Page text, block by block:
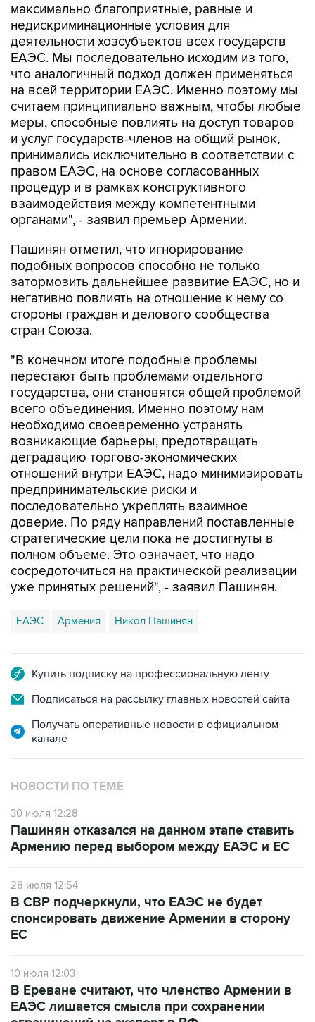
деятельности хозсубъектов всех государств
ЕАЭС. Мы последовательно исходим из того,
что аналогичный подход должен применяться
на всей территории ЕАЭС. Именно поэтому мы
считаем принципиально важным, чтобы любые
меры, способные повлиять на доступ товаров
и услуг государств-членов на общий рынок,
принимались исключительно в соответствии с
правом ЕАЭС, на основе согласованных
процедур и в рамках конструктивного
взаимодействия между компетентными
органами", - заявил премьер Армении.
Пашинян отметил, что игнорирование
затормозить дальнейшее развитие ЕАЭС, но и
негативно повлиять на отношение к нему со
стороны граждан и делового сообщества
стран Союза.
"В конечном итоге подобные проблемы
государства, они становятся общей проблемой
всего объединения. Именно поэтому нам
необходимо своевременно устранять
возникающие барьеры, предотвращать
деградацию торгово-экономических
отношений внутри ЕАЭС, надо минимизировать
предпринимательские риски и
последовательно укреплять взаимное
доверие. По ряду направлений поставленные
стратегические цели пока не достигнуты в
полном объеме. Это означает, что надо
сосредоточиться на практической реализации
уже принятых решений", - заявил Пашинян.
ЕАЭС Армения Никол Пашинян
Подписаться на рассылку главных новостей сайта
Получать оперативные новости в официальном
НОВОСТИ ПО ТЕМЕ
30 июля 12:28
Армению перед выбором между ЕАЭС и ЕС
28 июля 12:54
спонсировать движение Армении в сторону
ЕС
ЕАЭС лишается смысла при сохранении
ограничений на экспорт в РФ